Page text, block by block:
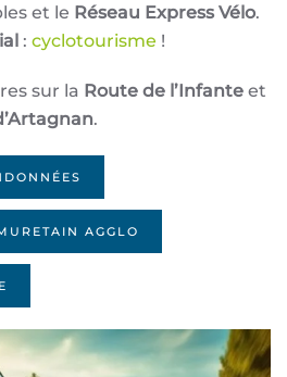
et le Réseau Express Vélo.
: cyclotourisme !
sur la Route de l’Infante et
.
AGGLO